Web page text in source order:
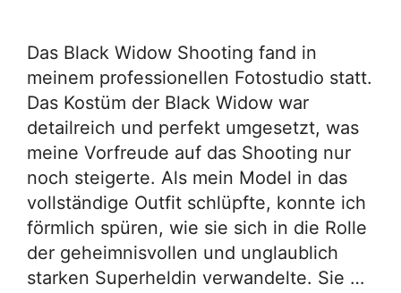
Das Black Widow Shooting fand in
meinem professionellen Fotostudio statt.
Das Kostüm der Black Widow war
detailreich und perfekt umgesetzt, was
meine Vorfreude auf das Shooting nur
noch steigerte. Als mein Model in das
vollständige Outfit schlüpfte, konnte ich
förmlich spüren, wie sie sich in die Rolle
der geheimnisvollen und unglaublich
starken Superheldin verwandelte. Sie …